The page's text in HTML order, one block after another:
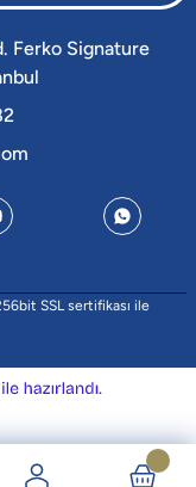
Ferko Signature
SSL sertifikası ile
e-